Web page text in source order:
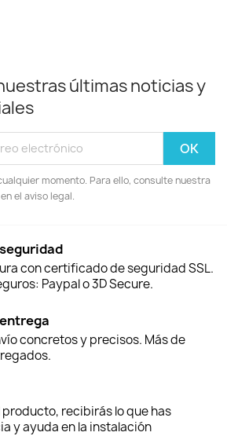
últimas noticias y
momento. Para ello, consulte nuestra
el aviso legal.
con certificado de seguridad SSL.
Paypal o 3D Secure.
concretos y precisos. Más de
recibirás lo que has
y ayuda en la instalación